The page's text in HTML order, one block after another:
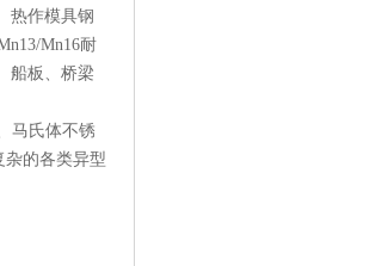
作模具钢
Mn16耐
船板、桥梁
马氏体不锈
杂的各类异型